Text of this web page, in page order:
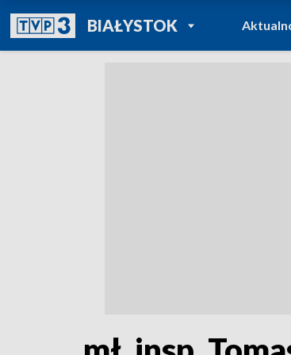
BIAŁYSTOKPOWRÓT DO
TVP REGIONY